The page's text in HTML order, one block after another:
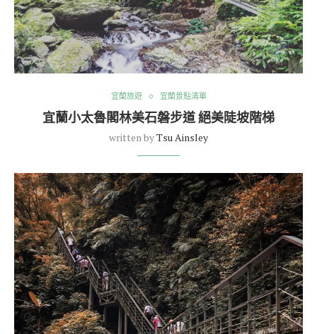
宜蘭旅遊 宜蘭景點清單
宜蘭小太魯閣林美石磐步道 絕美陡坡階梯
written byTsu Ainsley